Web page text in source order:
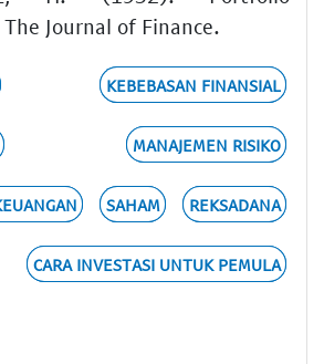
Journal of Finance.
KEBEBASAN FINANSIAL
MANAJEMEN RISIKO
SAHAM REKSADANA
CARA INVESTASI UNTUK PEMULA